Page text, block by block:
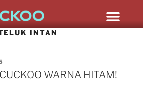
INTAN
WARNA HITAM!